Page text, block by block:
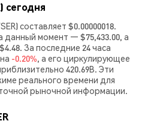
сегодня
составляет $0.00000018.
данный момент — $75,433.00, а
За последние 24 часа
-0.20%, а его циркулирующее
420.69B. Эти
реального времени для
рыночной информации.